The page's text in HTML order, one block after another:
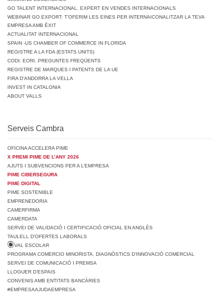
GO TALENT INTERNACIONAL. EXPERT EN VENDES INTERNACIONALS
WEBINAR GO EXPORT: T’OFERIM LES EINES PER INTERNAICONALITZAR LA TEVA
EMPRESA AMB ÈXIT
ACTUALITAT INTERNACIONAL
SPAIN -US CHAMBER OF COMMERCE IN FLORIDA
REGISTRE A LA FDA (ESTATS UNITS)
CODI: EORI. PREGUNTES FREQÜENTS
REGISTRE DE MARQUES I PATENTS DE LA UE
FIRA D’ANDORRA LA VELLA
INVEST IN CATALONIA
ABOUT VALLS
Serveis Cambra
OFICINA ACCELERA PIME
X PREMI PIME DE L’ANY 2026
AJUTS I SUBVENCIONS PER A L’EMPRESA
PIME CIBERSEGURA
PIME DIGITAL
PIME SOSTENIBLE
EMPRENEDORIA
CAMERFIRMA
CAMERDATA
SERVEI DE VALIDACIÓ I CERTIFICACIÓ OFICIAL EN ANGLÈS
TAULELL D’OFERTES LABORALS
VAL ESCOLAR
PROGRAMA COMERCIO MINORISTA. DIAGNÒSTICS D’INNOVACIÓ COMERCIAL
SERVEI DE COMUNICACIÓ I PREMSA
LLOGUER D’ESPAIS
CONVENIS AMB ENTITATS BANCÀRIES
#EMPRESAAJUDAEMPRESA